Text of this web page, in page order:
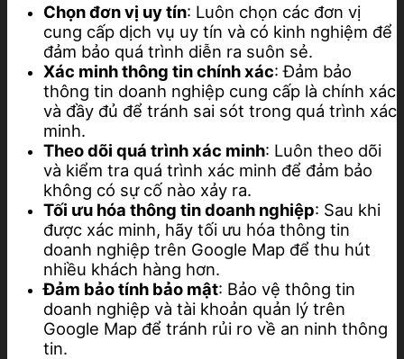
Chọn đơn vị uy tín: Luôn chọn các đơn vị
cung cấp dịch vụ uy tín và có kinh nghiệm để
đảm bảo quá trình diễn ra suôn sẻ.
Xác minh thông tin chính xác: Đảm bảo
thông tin doanh nghiệp cung cấp là chính xác
và đầy đủ để tránh sai sót trong quá trình xác
minh.
Theo dõi quá trình xác minh: Luôn theo dõi
và kiểm tra quá trình xác minh để đảm bảo
không có sự cố nào xảy ra.
Tối ưu hóa thông tin doanh nghiệp: Sau khi
được xác minh, hãy tối ưu hóa thông tin
doanh nghiệp trên Google Map để thu hút
nhiều khách hàng hơn.
Đảm bảo tính bảo mật: Bảo vệ thông tin
doanh nghiệp và tài khoản quản lý trên
Google Map để tránh rủi ro về an ninh thông
tin.